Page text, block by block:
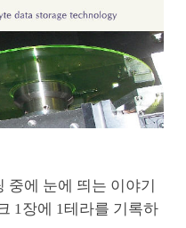
중에 눈에 띄는 이야기
1장에 1테라를 기록하